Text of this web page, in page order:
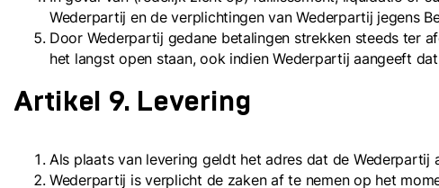
Wederpartij en de verplichtingen van Wederpartij jegens
Door Wederpartij gedane betalingen strekken steeds ter
het langst open staan, ook indien Wederpartij aangeeft
Artikel 9. Levering
Als plaats van levering geldt het adres dat de Wederpartij
Wederpartij is verplicht de zaken af te nemen op het